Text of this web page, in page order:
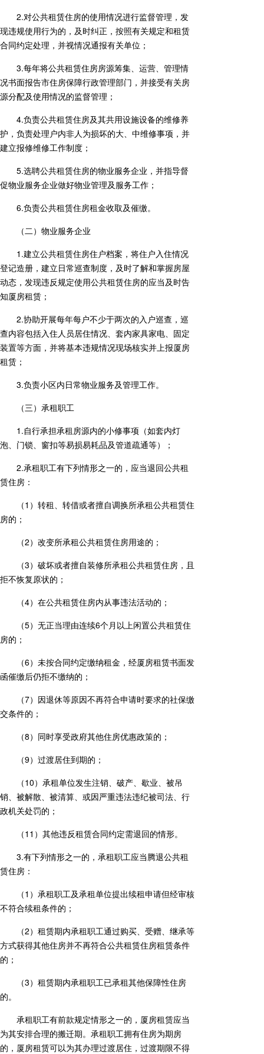
2.对公共租赁住房的使用情况进行监督管理，发
现违规使用行为的，及时纠正，按照有关规定和租赁
合同约定处理，并视情况通报有关单位；
3.每年将公共租赁住房房源筹集、运营、管理情
况书面报告市住房保障行政管理部门，并接受有关房
源分配及使用情况的监督管理；
4.负责公共租赁住房及其共用设施设备的维修养
护，负责处理户内非人为损坏的大、中维修事项，并
建立报修维修工作制度；
5.选聘公共租赁住房的物业服务企业，并指导督
促物业服务企业做好物业管理及服务工作；
6.负责公共租赁住房租金收取及催缴。
（二）物业服务企业
1.建立公共租赁住房住户档案，将住户入住情况
登记造册，建立日常巡查制度，及时了解和掌握房屋
动态，发现违反规定使用公共租赁住房的应当及时告
知厦房租赁；
2.协助开展每年每户不少于两次的入户巡查，巡
查内容包括入住人员居住情况、套内家具家电、固定
装置等方面，并将基本违规情况现场核实并上报厦房
租赁；
3.负责小区内日常物业服务及管理工作。
（三）承租职工
1.自行承担承租房源内的小修事项（如套内灯
泡、门锁、窗扣等易损易耗品及管道疏通等）；
2.承租职工有下列情形之一的，应当退回公共租
赁住房：
（1）转租、转借或者擅自调换所承租公共租赁住
房的；
（2）改变所承租公共租赁住房用途的；
（3）破坏或者擅自装修所承租公共租赁住房，且
拒不恢复原状的；
（4）在公共租赁住房内从事违法活动的；
（5）无正当理由连续6个月以上闲置公共租赁住
房的；
（6）未按合同约定缴纳租金，经厦房租赁书面发
函催缴后仍拒不缴纳的；
（7）因退休等原因不再符合申请时要求的社保缴
交条件的；
（8）同时享受政府其他住房优惠政策的；
（9）过渡居住到期的；
（10）承租单位发生注销、破产、歇业、被吊
销、被解散、被清算、或因严重违法违纪被司法、行
政机关处罚的；
（11）其他违反租赁合同约定需退回的情形。
3.有下列情形之一的，承租职工应当腾退公共租
赁住房：
（1）承租职工及承租单位提出续租申请但经审核
不符合续租条件的；
（2）租赁期内承租职工通过购买、受赠、继承等
方式获得其他住房并不再符合公共租赁住房租赁条件
的；
（3）租赁期内承租职工已承租其他保障性住房
的。
承租职工有前款规定情形之一的，厦房租赁应当
为其安排合理的搬迁期。承租职工拥有住房为期房
的，厦房租赁可以为其办理过渡居住，过渡期限不得